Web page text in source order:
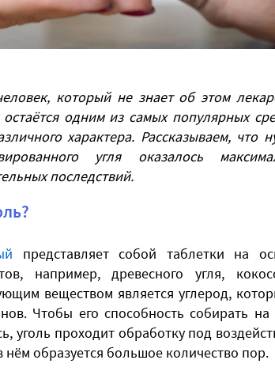
который не знает об этом
одним из самых популярных
характера. Рассказываем, что
угля оказалось
последствий.
представляет собой таблетки на
например, древесного угля,
веществом является углерод,
Чтобы его способность собирать на
уголь проходит обработку под
образуется большое количество пор.